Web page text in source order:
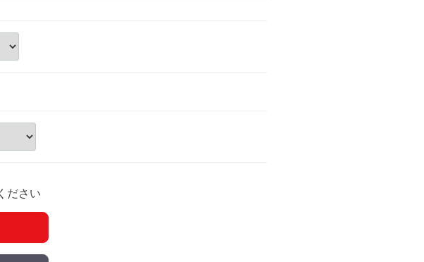
ださい